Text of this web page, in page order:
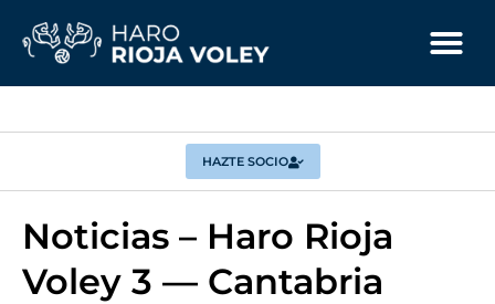
HAZTE SOCIO
Noticias – Haro Rioja
Voley 3 — Cantabria